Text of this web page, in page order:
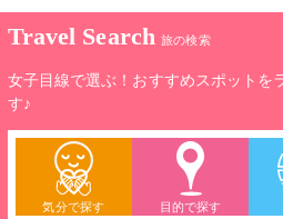
土産に持って帰れるなんて
Travel Search 旅の検索
女子目線で選ぶ！おすすめスポットを
す♪
気分で探す 目的で探す